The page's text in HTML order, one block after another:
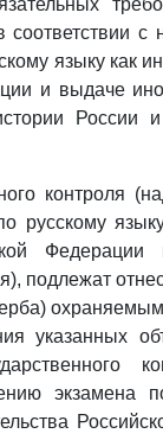
языку как
и выдаче
России и
контроля
русскому
подлежат
указанных
экзамена